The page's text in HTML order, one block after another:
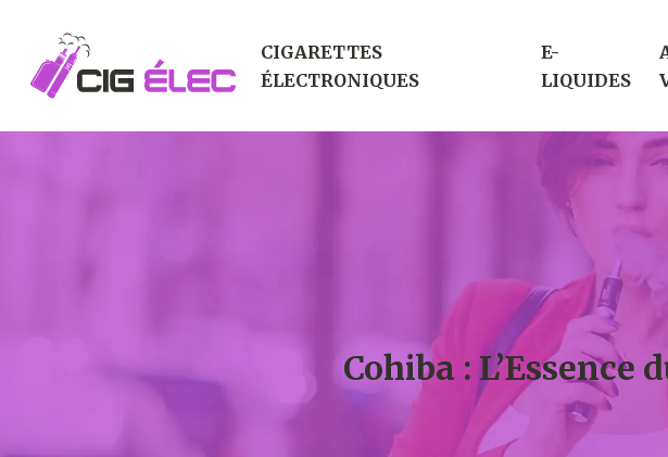
CIGARETTES
ÉLECTRONIQUES
E-
LIQUIDES
Cohiba :